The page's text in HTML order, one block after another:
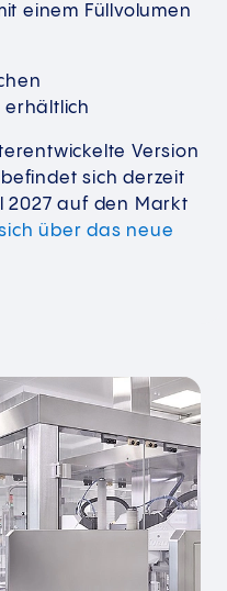
einem Füllvolumen
erhältlich
Version
sich derzeit
2027 auf den Markt
über das neue